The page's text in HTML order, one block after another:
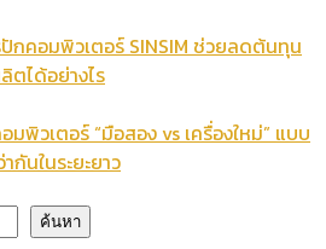
ปักคอมพิวเตอร์ SINSIM ช่วยลดต้นทุน
ตได้อย่างไร
มพิวเตอร์ “มือสอง vs เครื่องใหม่” แบบ
กันในระยะยาว
ค้นหา